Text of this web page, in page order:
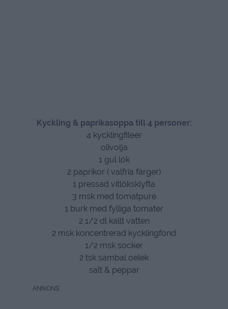
Kyckling & paprikasoppa till 4 personer:
4 kycklingfileer
olivolja
1 gul lök
2 paprikor ( valfria färger)
1 pressad vitlöksklyfta
3 msk med tomatpure
1 burk med fylliga tomater
2 1/2 dl kallt vatten
2 msk koncentrerad kycklingfond
1/2 msk socker
2 tsk sambal oelek
salt & peppar